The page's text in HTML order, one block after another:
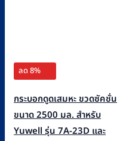
ลด 8%
กระบอกดูดเสมหะ ขวดซัคชั่น
ขนาด 2500 มล. สำหรับ
Yuwell รุ่น 7A-23D และ